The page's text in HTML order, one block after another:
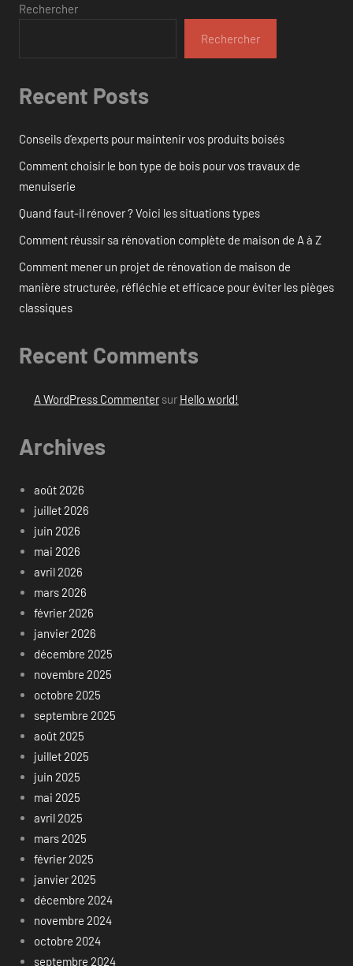
Rechercher
Rechercher
Recent Posts
Conseils d’experts pour maintenir vos produits boisés
Comment choisir le bon type de bois pour vos travaux de
menuiserie
Quand faut-il rénover ? Voici les situations types
Comment réussir sa rénovation complète de maison de A à Z
Comment mener un projet de rénovation de maison de
manière structurée, réfléchie et efficace pour éviter les pièges
classiques
Recent Comments
A WordPress Commentersur Hello world!
Archives
août 2026
juillet 2026
juin 2026
mai 2026
avril 2026
mars 2026
février 2026
janvier 2026
décembre 2025
novembre 2025
octobre 2025
septembre 2025
août 2025
juillet 2025
juin 2025
mai 2025
avril 2025
mars 2025
février 2025
janvier 2025
décembre 2024
novembre 2024
octobre 2024
septembre 2024